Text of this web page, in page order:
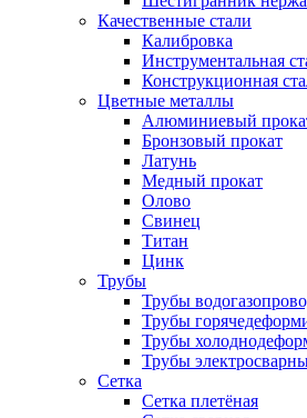
Качественные стали
Калибровка
Инструментальная
Конструкционная
Цветные металлы
Алюминиевый
Бронзовый прокат
Латунь
Медный прокат
Олово
Свинец
Титан
Цинк
Трубы
Трубы
Трубы
Трубы
Трубы
Сетка
Сетка плетёная